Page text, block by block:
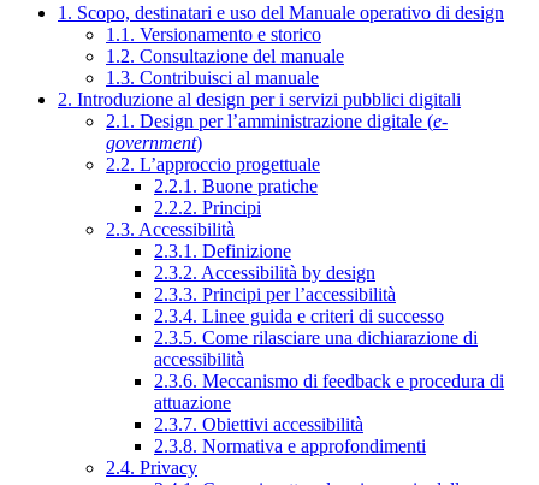
1. Scopo, destinatari e uso del Manuale operativo di design
1.1. Versionamento e storico
1.2. Consultazione del manuale
1.3. Contribuisci al manuale
2. Introduzione al design per i servizi pubblici digitali
2.1. Design per l’amministrazione digitale (e-
government)
2.2. L’approccio progettuale
2.2.1. Buone pratiche
2.2.2. Principi
2.3. Accessibilità
2.3.1. Definizione
2.3.2. Accessibilità by design
2.3.3. Principi per l’accessibilità
2.3.4. Linee guida e criteri di successo
2.3.5. Come rilasciare una dichiarazione di
accessibilità
2.3.6. Meccanismo di feedback e procedura di
attuazione
2.3.7. Obiettivi accessibilità
2.3.8. Normativa e approfondimenti
2.4. Privacy